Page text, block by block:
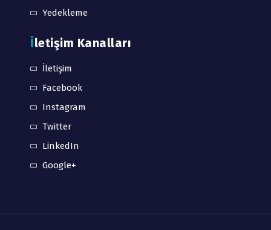
Yedekleme
İletişim Kanalları
İletişim
Facebook
Instagram
Twitter
LinkedIn
Google+